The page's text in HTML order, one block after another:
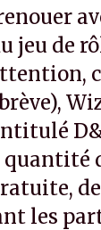
jeu de
les